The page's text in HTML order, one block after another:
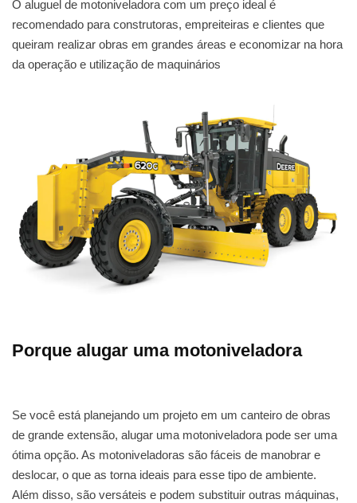
O aluguel de motoniveladora com um preço ideal é
recomendado para construtoras, empreiteiras e clientes que
queiram realizar obras em grandes áreas e economizar na hora
da operação e utilização de maquinários
Porque alugar uma motoniveladora
Se você está planejando um projeto em um canteiro de obras
de grande extensão, alugar uma motoniveladora pode ser uma
ótima opção. As motoniveladoras são fáceis de manobrar e
deslocar, o que as torna ideais para esse tipo de ambiente.
Além disso, são versáteis e podem substituir outras máquinas,